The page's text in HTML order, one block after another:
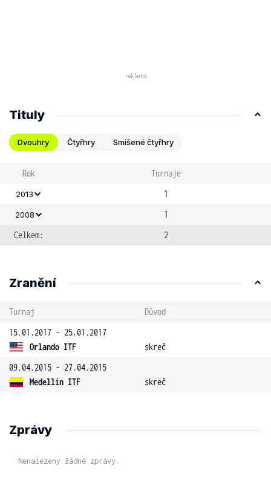
Tituly
Dvouhry Čtyřhry Smíšené čtyřhry
Rok Turnaje
2013 1
2008
1
Celkem:
2
Zranění
Turnaj
Důvod
15.01.2017 - 25.01.2017
Orlando ITF
skreč
09.04.2015 - 27.04.2015
Medellín ITF
skreč
Zprávy
Nenalezeny žádné zprávy.